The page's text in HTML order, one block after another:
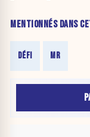
MENTIONNÉS DANS
DÉFI MR